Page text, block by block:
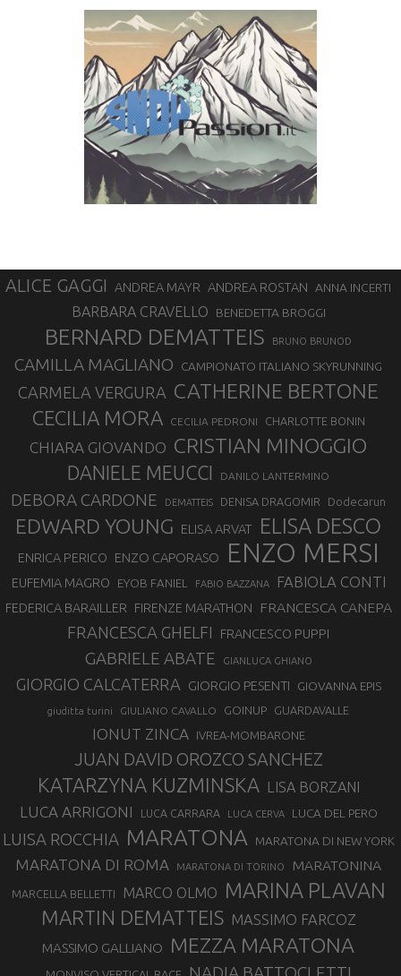
ALICE GAGGI ANDREA MAYR ANDREA ROSTAN ANNA INCERTI
BARBARA CRAVELLO BENEDETTA BROGGI
BERNARD DEMATTEIS BRUNO BRUNOD
CAMILLA MAGLIANO CAMPIONATO ITALIANO SKYRUNNING
CARMELA VERGURA CATHERINE BERTONE
CECILIA MORA CECILIA PEDRONI CHARLOTTE BONIN
CHIARA GIOVANDO CRISTIAN MINOGGIO
DANIELE MEUCCI DANILO LANTERMINO
DEBORA CARDONE DEMATTEIS DENISA DRAGOMIR Dodecarun
EDWARD YOUNG ELISA ARVAT ELISA DESCO
ENRICA PERICO ENZO CAPORASO ENZO MERSI
EUFEMIA MAGRO EYOB FANIEL FABIO BAZZANA FABIOLA CONTI
FEDERICA BARAILLER FIRENZE MARATHON FRANCESCA CANEPA
FRANCESCA GHELFI FRANCESCO PUPPI
GABRIELE ABATE GIANLUCA GHIANO
GIORGIO CALCATERRA GIORGIO PESENTI GIOVANNA EPIS
giuditta turini GIULIANO CAVALLO GOINUP GUARDAVALLE
IONUT ZINCA IVREA-MOMBARONE
JUAN DAVID OROZCO SANCHEZ
KATARZYNA KUZMINSKA LISA BORZANI
LUCA ARRIGONI LUCA CARRARA LUCA CERVA LUCA DEL PERO
LUISA ROCCHIA MARATONA MARATONA DI NEW YORK
MARATONA DI ROMA MARATONA DI TORINO MARATONINA
MARCELLA BELLETTI MARCO OLMO MARINA PLAVAN
MARTIN DEMATTEIS MASSIMO FARCOZ
MASSIMO GALLIANO MEZZA MARATONA